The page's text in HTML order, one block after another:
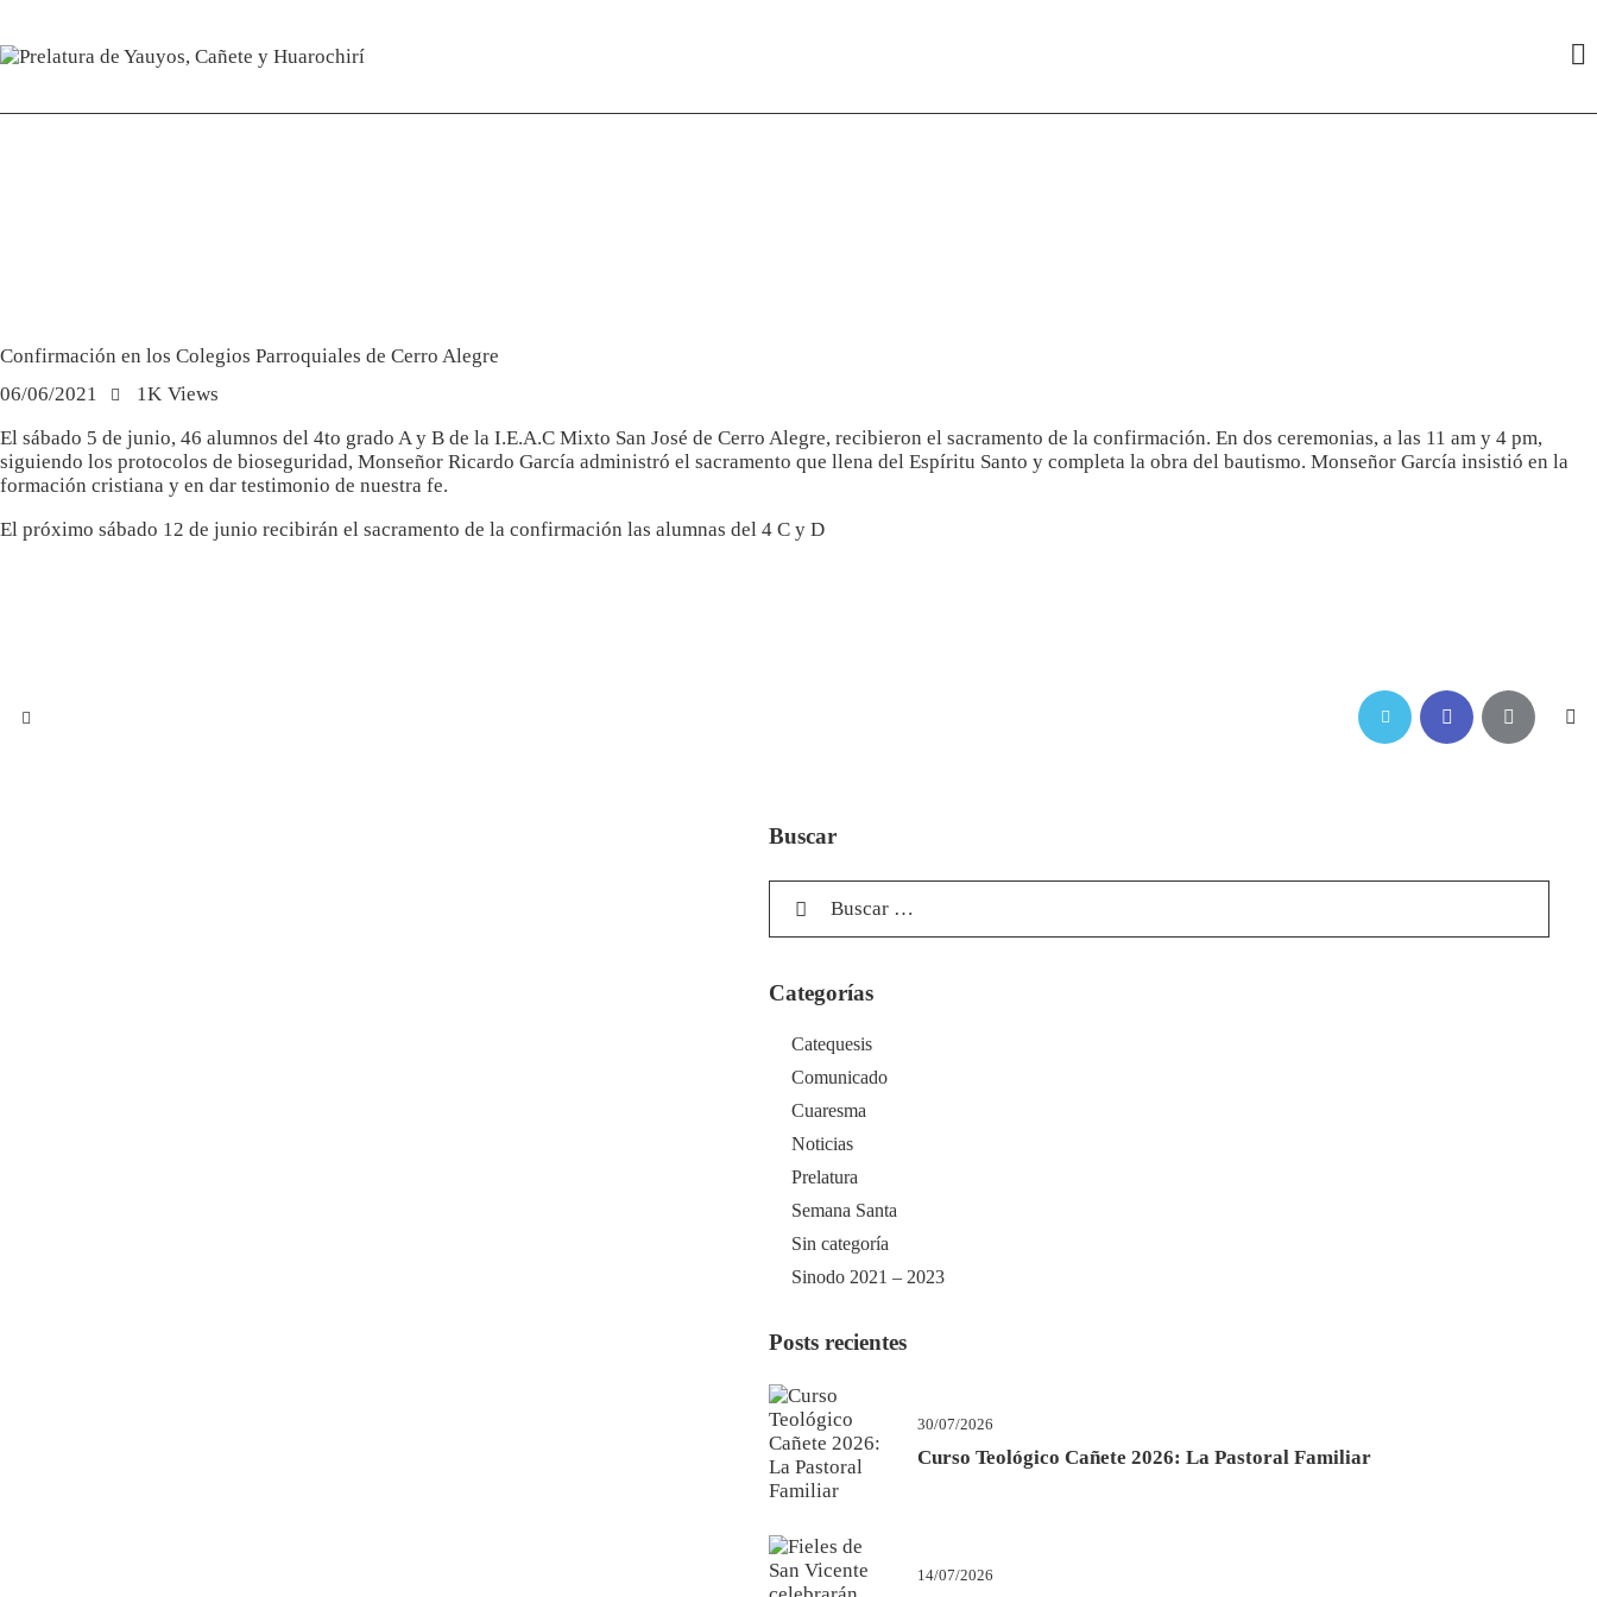
Confirmación en los Colegios Parroquiales de Cerro Alegre
06/06/2021
1K Views
El sábado 5 de junio, 46 alumnos del 4to grado A y B de la I.E.A.C Mixto San José de Cerro Alegre, recibieron el sacramento de la confirmación. En dos ceremonias, a las 11 am y 4 pm,
siguiendo los protocolos de bioseguridad, Monseñor Ricardo García administró el sacramento que llena del Espíritu Santo y completa la obra del bautismo. Monseñor García insistió en la
formación cristiana y en dar testimonio de nuestra fe.
El próximo sábado 12 de junio recibirán el sacramento de la confirmación las alumnas del 4 C y D
Buscar
Categorías
Catequesis
Comunicado
Cuaresma
Noticias
Prelatura
Semana Santa
Sin categoría
Sinodo 2021 – 2023
Posts recientes
30/07/2026
Curso Teológico Cañete 2026: La Pastoral Familiar
14/07/2026